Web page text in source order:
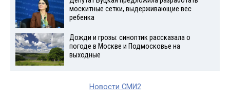
москитные сетки, выдерживающие вес
ребенка
Дожди и грозы: синоптик рассказала о
погоде в Москве и Подмосковье на
выходные
Новости СМИ2